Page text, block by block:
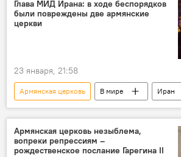
Глава МИД Ирана: в ходе беспорядков
были повреждены две армянские
церкви
23 января, 21:58
Армянская церковь В мире
Иран
Общество
церковь
Армянская церковь незыблема,
вопреки репрессиям –
рождественское послание Гарегина II